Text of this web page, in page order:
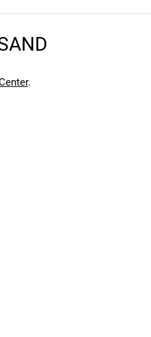
kann. Einen Fehler gefunden?
.